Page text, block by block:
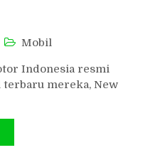
Mobil
Indonesia resmi
mereka, New